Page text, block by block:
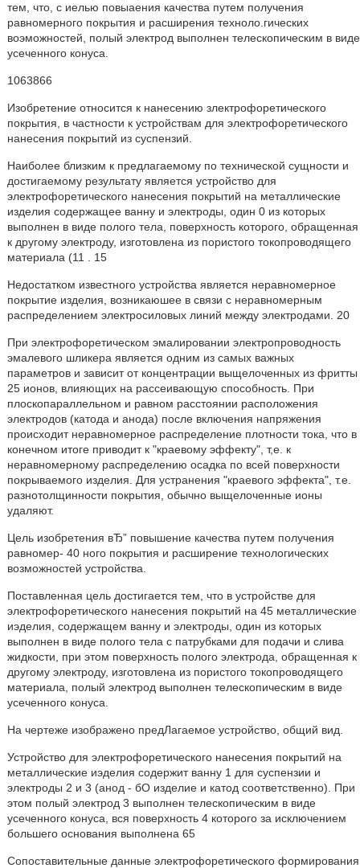
тем, что, с иелью повыаения качества путем получения
равномерного покрытия и расширения техноло.гических
воэможностей, полый электрод выполнен телескопическим в виде
усеченного конуса.
1063866
Изобретение относится к нанесению злектрофоретического
покрытия, в частности к устройствам для электрофоретического
нанесения покрытий из суспензий.
Наиболее близким к предлагаемому по технической сущности и
достигаемому результату является устройство для
электрофоретического нанесения покрытий на металлические
изделия содержащее ванну и электроды, один 0 из которых
выполнен в виде полого тела, поверхность которого, обращенная
к другому электроду, изготовлена из пористого токопроводящего
материала (11 . 15
Недостатком известного устройства является неравномерное
покрытие изделия, возникаюшее в связи с неравномерным
распределением электросиловых линий между электродами. 20
При электрофоретическом эмалировании электропроводность
эмалевого шликера является одним из самых важных
параметров и зависит от концентрации выщелоченных из фритты
25 ионов, влияющих на рассеивающую способность. При
плоскопараллельном и равном расстоянии расположения
электродов (катода и анода) после включения напряжения
происходит неравномерное распределение плотности тока, что в
конечном итоге приводит к "краевому эффекту", т,е. к
неравномерному распределению осадка по всей поверхности
покрываемого изделия. Для устранения "краевого эффекта", т.е.
разнотолщинности покрытия, обычно выщелоченные ионы
удаляют.
Цель изобретения вЂ” повышение качества путем получения
равномер- 40 ного покрытия и расширение технологических
возможностей устройства.
Поставленная цель достигается тем, что в устройстве для
электрофоретического нанесения покрытий на 45 металлические
иэделия, содержащем ванну и электроды, один из которых
выполнен в виде полого тела с патрубками для подачи и слива
жидкости, при этом поверхность полого электрода, обращенная к
другому электроду, изготовлена из пористого токопроводящего
материала, полый электрод выполнен телескопическим в виде
усеченного конуса.
На чертеже изображено предЛагаемое устройство, общий вид.
Устройство для электрофоретического нанесения покрытий на
металлические иэделия содержит ванну 1 для суспензии и
электроды 2 и 3 (анод - бО изделие и катод соответственно). При
этом полый электрод 3 выполнен телескопическим в виде
усеченного конуса, вся поверхность 4 которого за исключением
большего основания выполнена 65
Сопоставительные данные электрофоретического формирования